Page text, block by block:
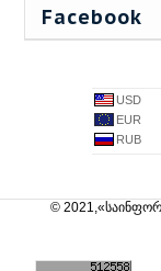
Facebook
USD
EUR
RUB
©